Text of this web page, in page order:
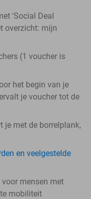
'Social Deal
overzicht: mijn
(1 voucher is
het begin van je
je voucher tot de
je met de borrelplank,
en veelgestelde
mensen met
mobiliteit